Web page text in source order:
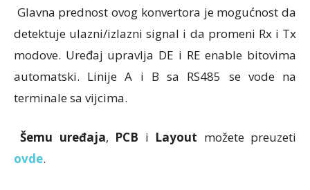
Glavna prednost ovog konvertora je mogućnost da
detektuje ulazni/izlazni signal i da promeni Rx i Tx
modove. Uređaj upravlja DE i RE enable bitovima
automatski. Linije A i B sa RS485 se vode na
terminale sa vijcima.
Šemu uređaja, PCB i Layout možete preuzeti
ovde.